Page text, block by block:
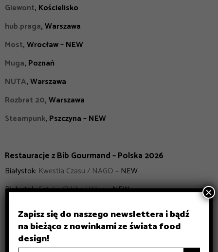
Giewont, Kościelisko
hub.praga, Warszawa
Most, Wrocław – NEW
Muga, Poznań
NUTA, Warszawa
Rozbrat 20, Warszawa
Steampunk, Pszczyna – NEW
Restauracje z Bib Gourmand – Polska 2026
Białystok: Kwestia Czasu / NAGO– NEW
Białystok:Sztuka Chleba i Wina– NEW
Gdańsk:
Hewelke
Gdańsk:Treinta y Tres
Gdańsk:Brut Bistro– NEW
Zapisz się do naszego newslettera i bądź
na bieżąco z nowinkami ze świata food
design!
×